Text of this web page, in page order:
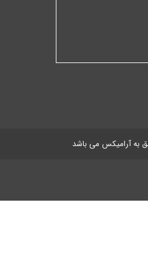
به آرامیکس می باشد